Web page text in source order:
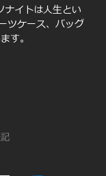
ナイトは人生とい
ツケース、バッグ
す。